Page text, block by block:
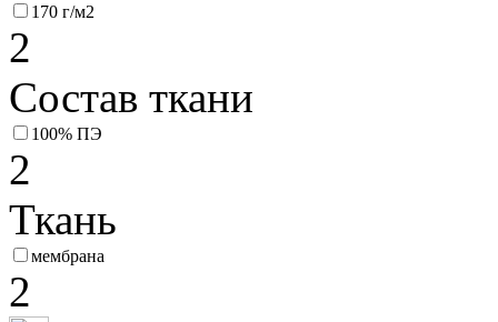
170 г/м2
2
Состав ткани
100% ПЭ
2
Ткань
мембрана
2